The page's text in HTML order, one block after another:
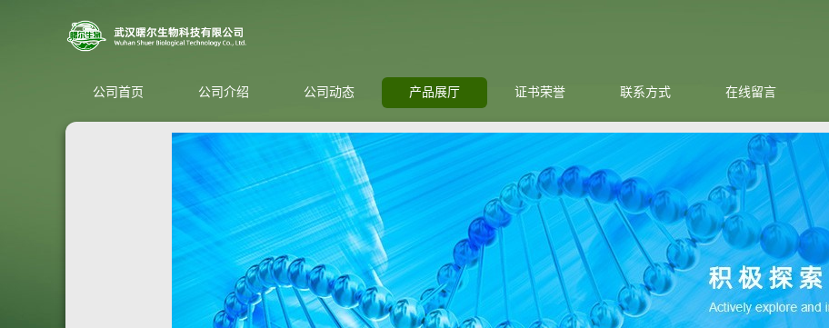
公司首页 公司介绍 公司动态 产品展厅 证书荣誉 联系方式 在线留言